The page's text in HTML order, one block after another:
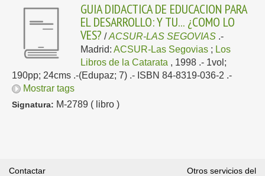
GUIA DIDACTICA DE EDUCACION PARA
EL DESARROLLO: Y TU... ¿COMO LO
VES? /ACSUR-LAS SEGOVIAS .-
Madrid: ACSUR-Las Segovias ; Los
Libros de la Catarata , 1998 .- 1vol;
190pp; 24cms .-(Edupaz; 7) .- ISBN 84-8319-036-2 .-
Mostrar tags
Signatura: M-2789 ( libro )
Contactar Otros servicios del